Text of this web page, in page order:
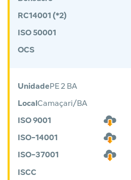
RC14001 (*2)
ISO 50001
OCS
Unidade PE 2 BA
Local Camaçari/BA
ISO 9001
ISO-14001
ISO-37001
ISCC